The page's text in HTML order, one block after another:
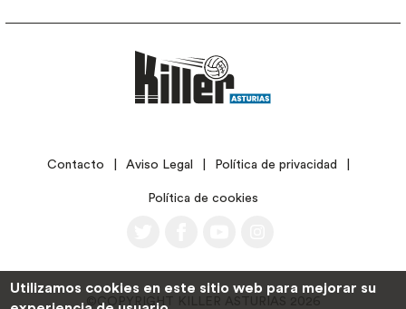
LEGALContacto Aviso Legal Política de privacidad
Política de cookies
©COPYRIGHT KILLER ASTURIAS 2026
Utilizamos cookies en este sitio web para mejorar su